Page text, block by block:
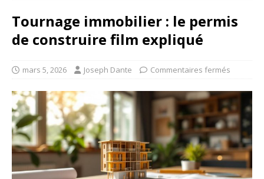
Tournage immobilier : le permis
de construire film expliqué
mars 5, 2026 Joseph Dante Commentaires fermés